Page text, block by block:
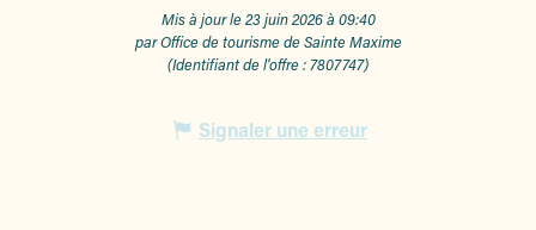
Mis à jour le 23 juin 2026 à 09:40
par Office de tourisme de Sainte Maxime
(Identifiant de l'offre : 7807747)
Signaler une erreur